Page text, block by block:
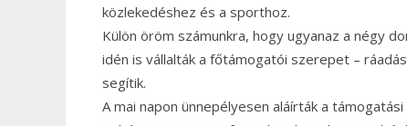
közlekedéshez és a sporthoz.
Külön öröm számunkra, hogy ugyanaz a négy
idén is vállalták a főtámogatói szerepet –
segítik.
A mai napon ünnepélyesen aláírták a